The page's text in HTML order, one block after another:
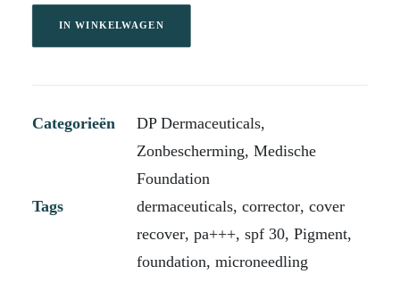
IN WINKELWAGEN
Categorieën DP Dermaceuticals,
Zonbescherming, Medische
Foundation
Tags
dermaceuticals, corrector, cover
recover, pa+++, spf 30, Pigment,
foundation, microneedling